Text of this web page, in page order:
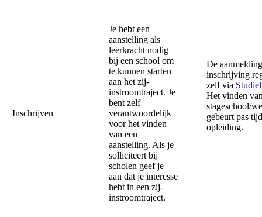
Inschrijven
Je hebt een
aanstelling als
leerkracht nodig
bij een school om
te kunnen starten
aan het zij-
instroomtraject. Je
bent zelf
verantwoordelijk
voor het vinden
van een
aanstelling. Als je
solliciteert bij
scholen geef je
aan dat je interesse
hebt in een zij-
instroomtraject.
De
inschrijving
zelf via
Het vinden
stageschool/
gebeurt pas
opleiding.